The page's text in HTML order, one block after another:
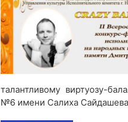
талантливому виртуозу-
№6 имени Салиха